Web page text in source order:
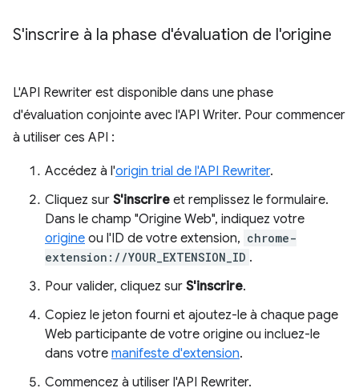
S'inscrire à la phase d'évaluation de l'origine
L'API Rewriter est disponible dans une phase
d'évaluation conjointe avec l'API Writer. Pour commencer
à utiliser ces API :
Accédez à l'origin trial de l'API Rewriter.
Cliquez sur S'inscrire et remplissez le formulaire.
Dans le champ "Origine Web", indiquez votre
origine ou l'ID de votre extension, chrome-
extension://YOUR_EXTENSION_ID .
Pour valider, cliquez sur S'inscrire.
Copiez le jeton fourni et ajoutez-le à chaque page
Web participante de votre origine ou incluez-le
dans votre manifeste d'extension.
Commencez à utiliser l'API Rewriter.